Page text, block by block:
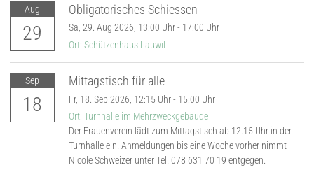
Aug
29
Obligatorisches Schiessen
Sa, 29. Aug 2026, 13:00 Uhr- 17:00 Uhr
Ort: Schützenhaus Lauwil
Sep
18
Mittagstisch für alle
Fr, 18. Sep 2026 , 12:15 Uhr- 15:00 Uhr
Ort: Turnhalle im Mehrzweckgebäude
Der Frauenverein lädt zum Mittagstisch ab 12.15 Uhr in der
Turnhalle ein. Anmeldungen bis eine Woche vorher nimmt
Nicole Schweizer unter Tel. 078 631 70 19 entgegen.